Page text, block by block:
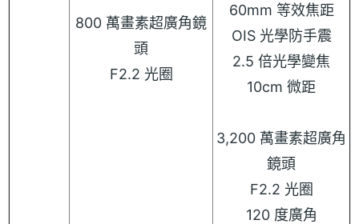
800 萬畫素超廣角鏡
頭
F2.2 光圈
60mm 等效焦距
OIS 光學防手震
2.5 倍光學變焦
10cm 微距
3,200 萬畫素超廣角
鏡頭
F2.2 光圈
120 度廣角